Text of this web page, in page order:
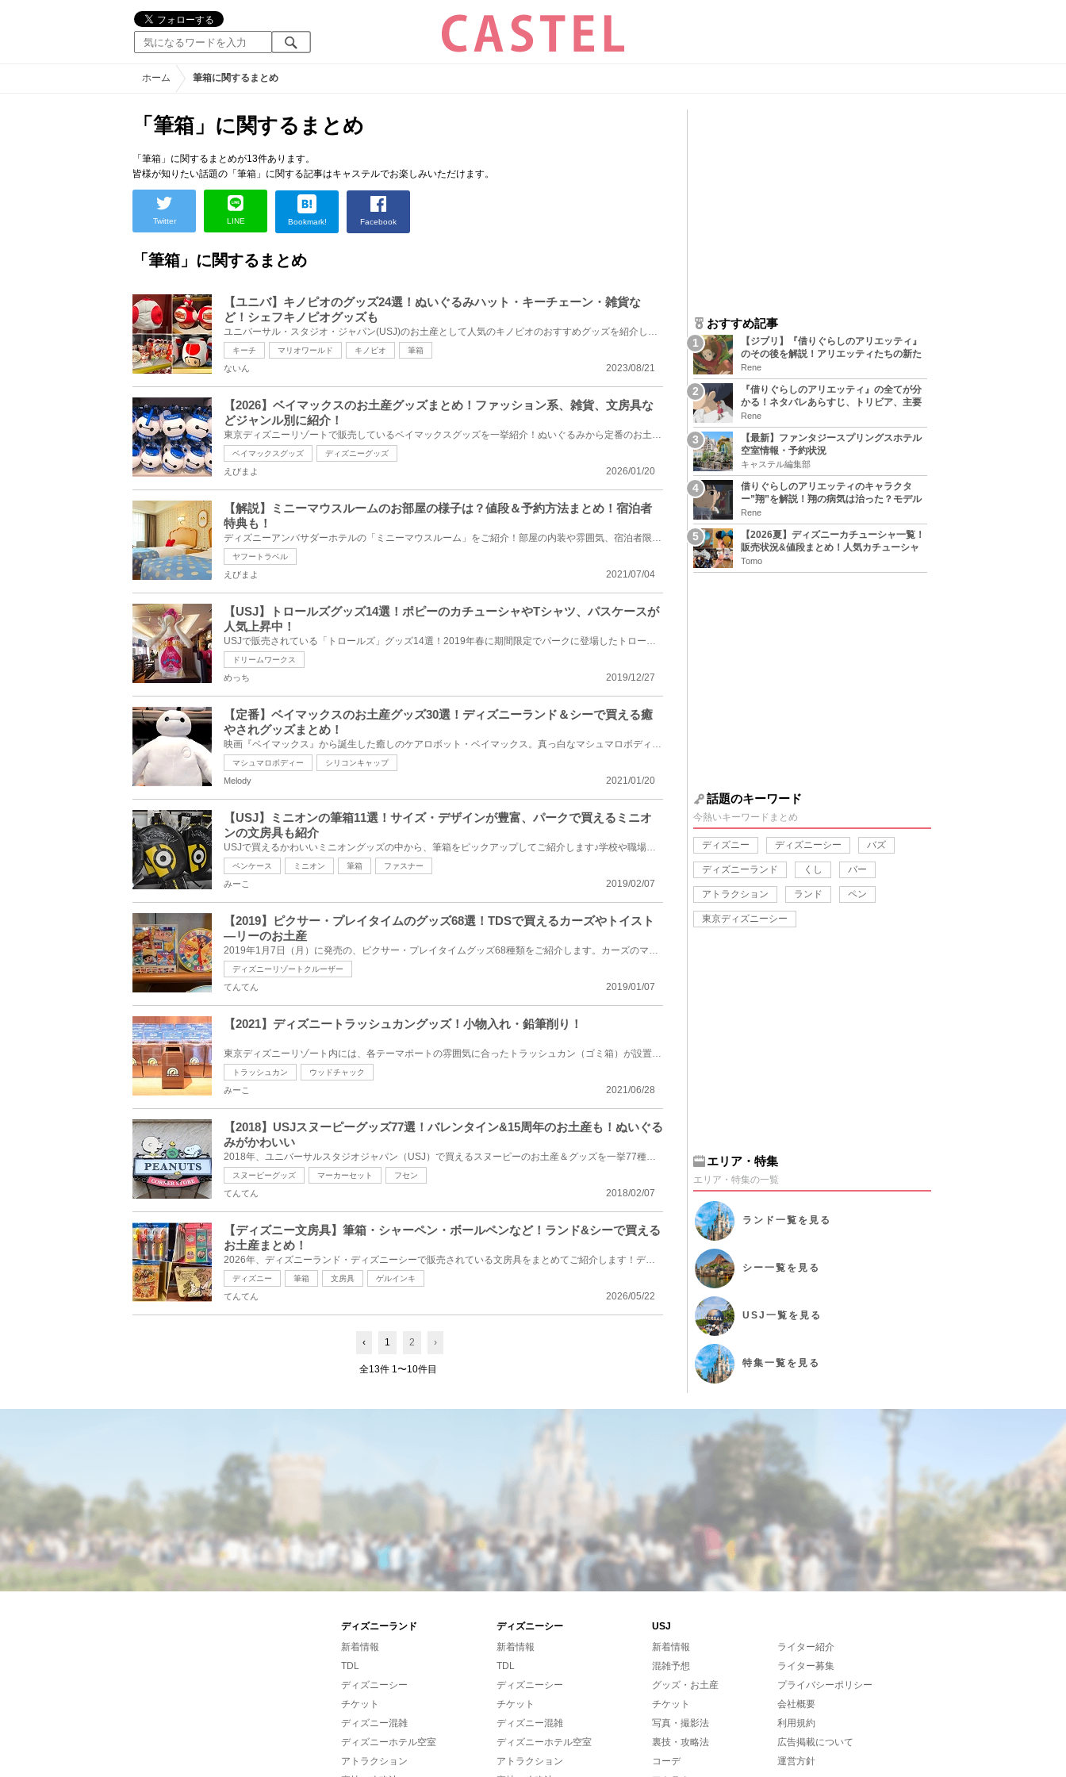
ホーム 筆箱に関するまとめ
「筆箱」に関するまとめ
「筆箱」に関するまとめが13件あります。
皆様が知りたい話題の「筆箱」に関する記事はキャステルでお楽しみいただけます。
Twitter LINE Bookmark! Facebook
「筆箱」に関するまとめ
【ユニバ】キノピオのグッズ24選！ぬいぐるみハット・キーチェーン・雑貨な
ど！シェフキノピオグッズも
ユニバーサル・スタジオ・ジャパン(USJ)のお土産として人気のキノピオのおすすめグッズを紹介します。キ...
キーチ マリオワールド キノピオ 筆箱
2023/08/21
ないん
【2026】ベイマックスのお土産グッズまとめ！ファッション系、雑貨、文房具な
どジャンル別に紹介！
東京ディズニーリゾートで販売しているベイマックスグッズを一挙紹介！ぬいぐるみから定番のお土産グッ...
ベイマックスグッズ ディズニーグッズ
2026/01/20
えびまよ
【解説】ミニーマウスルームのお部屋の様子は？値段＆予約方法まとめ！宿泊者
特典も！
ディズニーアンバサダーホテルの「ミニーマウスルーム」をご紹介！部屋の内装や雰囲気、宿泊者限定のア...
ヤフートラベル
2021/07/04
えびまよ
【USJ】トロールズグッズ14選！ポピーのカチューシャやTシャツ、パスケースが
人気上昇中！
USJで販売されている「トロールズ」グッズ14選！2019年春に期間限定でパークに登場したトロールズですが...
ドリームワークス
2019/12/27
めっち
【定番】ベイマックスのお土産グッズ30選！ディズニーランド＆シーで買える癒
やされグッズまとめ！
映画『ベイマックス』から誕生した癒しのケアロボット・ベイマックス。真っ白なマシュマロボディーがか...
マシュマロボディー シリコンキャップ
2021/01/20
Melody
【USJ】ミニオンの筆箱11選！サイズ・デザインが豊富、パークで買えるミニオ
ンの文房具も紹介
USJで買えるかわいいミニオングッズの中から、筆箱をピックアップしてご紹介します♪学校や職場でも使い...
ペンケース ミニオン 筆箱 ファスナー
2019/02/07
みーこ
【2019】ピクサー・プレイタイムのグッズ68選！TDSで買えるカーズやトイスト
―リーのお土産
2019年1月7日（月）に発売の、ピクサー・プレイタイムグッズ68種類をご紹介します。カーズのマックィー...
ディズニーリゾートクルーザー
2019/01/07
てんてん
【2021】ディズニートラッシュカングッズ！小物入れ・鉛筆削り！
東京ディズニーリゾート内には、各テーマポートの雰囲気に合ったトラッシュカン（ゴミ箱）が設置されて...
トラッシュカン ウッドチャック
2021/06/28
みーこ
【2018】USJスヌーピーグッズ77選！バレンタイン&15周年のお土産も！ぬいぐる
みがかわいい
2018年、ユニバーサルスタジオジャパン（USJ）で買えるスヌーピーのお土産＆グッズを一挙77種類ご紹介！...
スヌーピーグッズ マーカーセット フセン
2018/02/07
てんてん
【ディズニー文房具】筆箱・シャーペン・ボールペンなど！ランド&シーで買える
お土産まとめ！
2026年、ディズニーランド・ディズニーシーで販売されている文房具をまとめてご紹介します！ディズニー...
ディズニー 筆箱 文房具 ゲルインキ
2026/05/22
てんてん
‹ 1 2 ›
全13件 1〜10件目
おすすめ記事
【ジブリ】『借りぐらしのアリエッティ』
のその後を解説！アリエッティたちの新た
な住処は？翔の病気は治る？
Rene
『借りぐらしのアリエッティ』の全てが分
かる！ネタバレあらすじ、トリビア、主要
キャラまとめ！
Rene
【最新】ファンタジースプリングスホテル
空室情報・予約状況
キャステル編集部
借りぐらしのアリエッティのキャラクタ
ー”翔”を解説！翔の病気は治った？モデル
は誰？
Rene
【2026夏】ディズニーカチューシャ一覧！
販売状況&値段まとめ！人気カチューシャ
をチェック
Tomo
話題のキーワード
今熱いキーワードまとめ
ディズニー ディズニーシー バズ
ディズニーランド くし バー
アトラクション ランド ペン
東京ディズニーシー
エリア・特集
エリア・特集の一覧
ランド 一覧を見る
シー一覧を見る
USJ 一覧を見る
特集一覧を見る
ディズニーランド ディズニーシー
USJ
新着情報
TDL
ディズニーシー
チケット
ディズニー混雑
ディズニーホテル空室
アトラクション
新着情報
TDL
ディズニーシー
チケット
ディズニー混雑
ディズニーホテル空室
アトラクション
新着情報
混雑予想
グッズ・お土産
チケット
写真・撮影法
裏技・攻略法
コーデ
ライター紹介
ライター募集
プライバシーポリシー
会社概要
利用規約
広告掲載について
運営方針